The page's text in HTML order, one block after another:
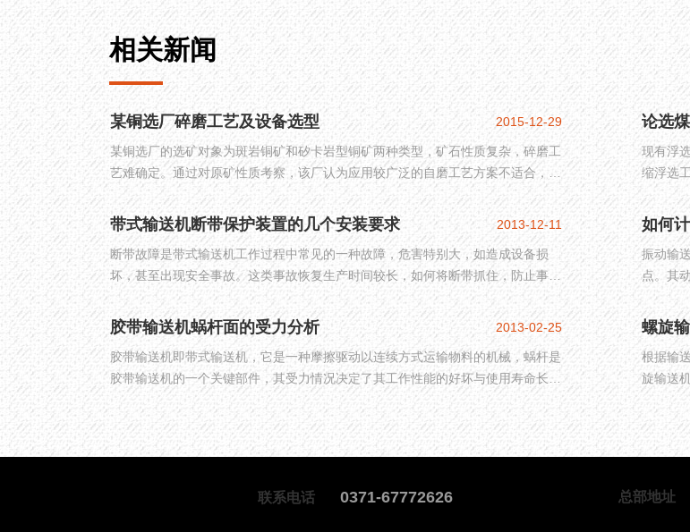
相关新闻
某铜选厂碎磨工艺及设备选型
某铜选厂的选矿对象为斑岩铜矿和矽卡岩型铜矿两种类型，矿石性质复杂，碎磨工
艺难确定。通过对原矿性质考察，该厂认为应用较广泛的自磨工艺方案不适合，重
点研究常规碎磨方案。本文就该铜选厂碎磨工艺及设备选型进行介绍。
2015-12-29 论选
现有浮
缩浮选
或控制
厂，不
的不良
煤泥产
带式输送机断带保护装置的几个安装要求
断带故障是带式输送机工作过程中常见的一种故障，危害特别大，如造成设备损
坏，甚至出现安全事故。这类事故恢复生产时间较长，如何将断带抓住，防止事故
是各矿急需解决的问题。断带保护装置是一种可实现断带保护功能的装置，其设计
合理、结构简单、动作可靠。
2013-12-11 如何
振动输
点。其
下文将
胶带输送机蜗杆面的受力分析
胶带输送机即带式输送机，它是一种摩擦驱动以连续方式运输物料的机械，蜗杆是
胶带输送机的一个关键部件，其受力情况决定了其工作性能的好坏与使用寿命长
短。故有必要对蜗杆的受力情况进行分析。
2013-02-25 螺旋
根据输
旋输送
旋输送
联系电话 0371-67772626 总部地址